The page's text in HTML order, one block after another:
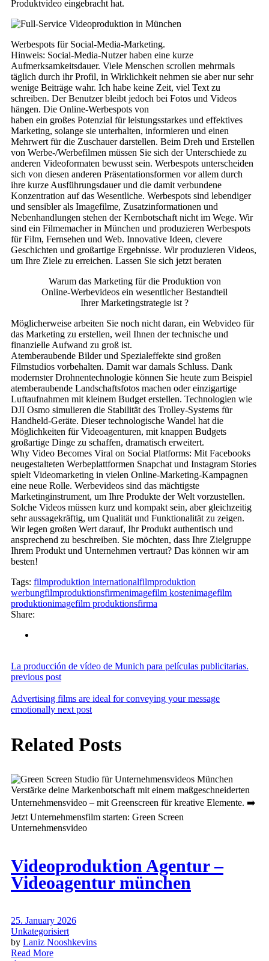
Produktvideo eingebracht hat.
Werbespots für Social-Media-Marketing.
Hinweis: Social-Media-Nutzer haben eine kurze
Aufmerksamkeitsdauer. Viele Menschen scrollen mehrmals
täglich durch ihr Profil, in Wirklichkeit nehmen sie aber nur sehr
wenige Beiträge wahr. Ich habe keine Zeit, viel Text zu
schreiben. Der Benutzer bleibt jedoch bei Fotos und Videos
hängen. Die Online-Werbespots von
haben ein großes Potenzial für leistungsstarkes und effektives
Marketing, solange sie unterhalten, informieren und einen
Mehrwert für die Zuschauer darstellen. Beim Dreh und Erstellen
von Werbe-/Werbefilmen müssen Sie sich der Unterschiede zu
anderen Videoformaten bewusst sein. Werbespots unterscheiden
sich von diesen anderen Präsentationsformen vor allem durch
ihre kurze Ausführungsdauer und die damit verbundene
Konzentration auf das Wesentliche. Werbespots sind lebendiger
und sensibler als Imagefilme, Zusatzinformationen und
Nebenhandlungen stehen der Kernbotschaft nicht im Wege. Wir
sind ein Filmemacher in München und produzieren Werbespots
für Film, Fernsehen und Web. Innovative Ideen, clevere
Geschichten und großartige Ergebnisse. Wir produzieren Videos,
um Ihre Ziele zu erreichen. Lassen Sie sich jetzt beraten
Warum das Marketing für die Produktion von
Online-Werbevideos ein wesentlicher Bestandteil
Ihrer Marketingstrategie ist ?
Möglicherweise arbeiten Sie noch nicht daran, ein Webvideo für
das Marketing zu erstellen, weil Ihnen der technische und
finanzielle Aufwand zu groß ist.
Atemberaubende Bilder und Spezialeffekte sind großen
Filmstudios vorbehalten. Damit war damals Schluss. Dank
modernster Drohnentechnologie können Sie heute zum Beispiel
atemberaubende Landschaftsfotos machen oder einzigartige
Luftaufnahmen mit kleinem Budget erstellen. Technologien wie
DJI Osmo simulieren die Stabilität des Trolley-Systems für
Handheld-Geräte. Dieser technologische Wandel hat die
Möglichkeiten für Videoagenturen, mit knappen Budgets
großartige Dinge zu schaffen, dramatisch erweitert.
Why Video Becomes Viral on Social Platforms: Mit Facebooks
neugestalteten Werbeplattformen Snapchat und Instagram Stories
spielt Videomarketing in vielen Online-Marketing-Kampagnen
eine neue Rolle. Werbevideos sind das mächtigste
Marketinginstrument, um Ihre Produkte der Welt vorzustellen.
Solche Videos müssen kurz und kompakt sein, aber gleichzeitig
sehr aussagekräftig, um Qualität und Funktionalität zu zeigen.
Wir legen großen Wert darauf, Ihr Produkt authentisch und
ansprechend zu beschreiben. Sie möchten, dass Ihre Zielgruppe
Ihrem Produkt und Unternehmen vertraut? Das können wir am
besten!
Tags: filmproduktion internationalfilmproduktion
werbungfilmproduktionsfirmenimagefilm kostenimagefilm
produktionimagefilm produktionsfirma
Share:
La producción de vídeo de Munich para películas publicitarias.
previous post
Advertising films are ideal for conveying your message
emotionally next post
Related Posts
Videoproduktion Agentur –
Videoagentur münchen
25. January 2026
Unkategorisiert
by Laniz Nooshkevins
Read More